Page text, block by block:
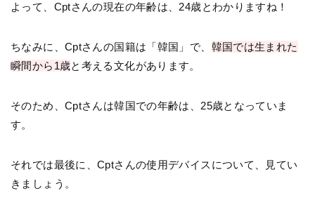
よって、Cptさんの現在の年齢は、24歳とわかりますね！
ちなみに、Cptさんの国籍は「韓国」で、 韓国では生まれた
瞬間から1歳と考える文化があります。
そのため、Cptさんは韓国での年齢は、25歳となっていま
す。
それでは最後に、Cptさんの使用デバイスについて、見てい
きましょう。